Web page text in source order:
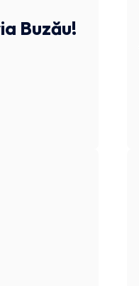
Buzău!